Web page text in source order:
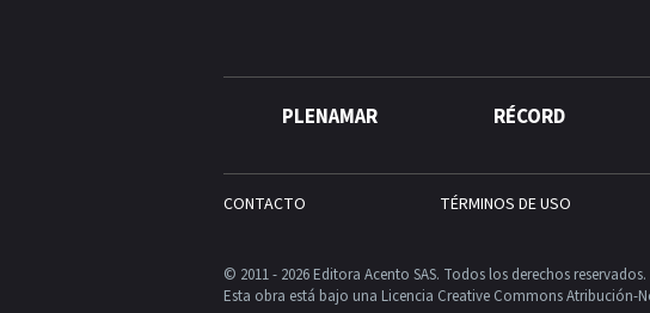
PLENAMAR RÉCORD
CONTACTO TÉRMINOS DE USO
© 2011 - 2026 Editora Acento SAS. Todos los derechos reservados.
Esta obra está bajo una Licencia Creative Commons Atribución-